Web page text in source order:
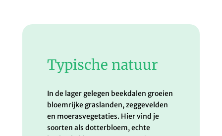
Typische natuur
In de lager gelegen beekdalen groeien
bloemrijke graslanden, zeggevelden
en moerasvegetaties. Hier vind je
soorten als dotterbloem, echte